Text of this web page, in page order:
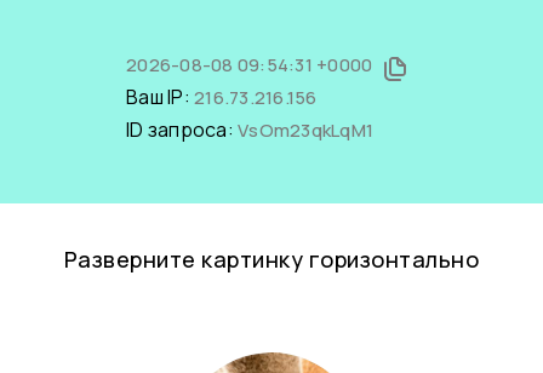
2026-08-08 09:54:31 +0000
Ваш IP: 216.73.216.156
ID запроса: VsOm23qkLqM1
Разверните картинку горизонтально